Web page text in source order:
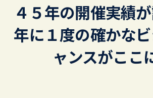
４５年の開催実績
年に１度の確かな
ャンスがここ